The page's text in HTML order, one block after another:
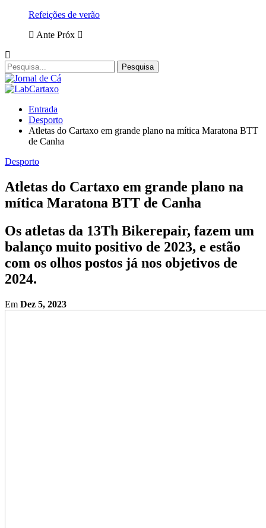
Refeições de verão
Ante Próx
Entrada
Desporto
Atletas do Cartaxo em grande plano na mítica Maratona BTT
de Canha
Desporto
Atletas do Cartaxo em grande plano na
mítica Maratona BTT de Canha
Os atletas da 13Th Bikerepair, fazem um
balanço muito positivo de 2023, e estão
com os olhos postos já nos objetivos de
2024.
Em Dez 5, 2023